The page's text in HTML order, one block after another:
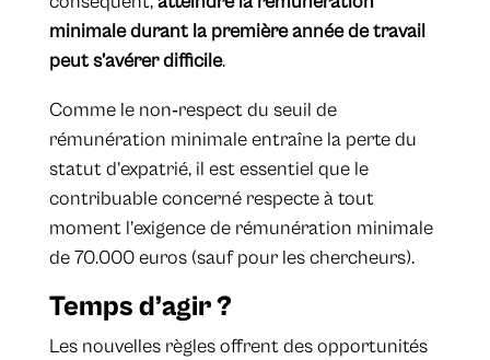
minimale durant la première année de travail
peut s’avérer difficile.
Comme le non‑respect du seuil de
rémunération minimale entraîne la perte du
statut d’expatrié, il est essentiel que le
contribuable concerné respecte à tout
moment l’exigence de rémunération minimale
de 70.000 euros (sauf pour les chercheurs).
Temps d’agir ?
Les nouvelles règles offrent des opportunités